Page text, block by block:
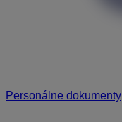
Personálne dokumenty